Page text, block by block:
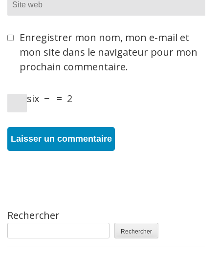
web
Enregistrer mon nom, mon e-mail et
mon site dans le navigateur pour mon
prochain commentaire.
six − = 2
Rechercher
Rechercher